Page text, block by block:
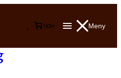
Meny
00kr